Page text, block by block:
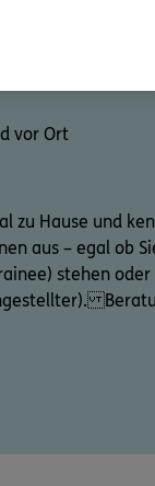
vor Ort
zu Hause und
aus – egal ob
stehen oder